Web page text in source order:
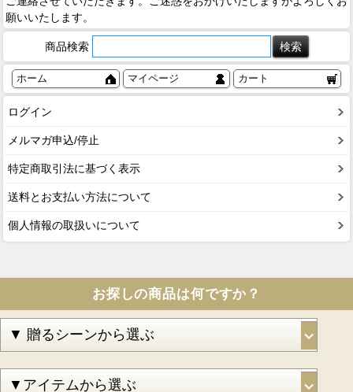
願いいたします。
商品検索
ホーム マイページ カート
ログイン
メルマガ申込/停止
特定商取引法に基づく表示
送料とお支払い方法について
個人情報の取扱いについて
お探しの商品は何ですか？